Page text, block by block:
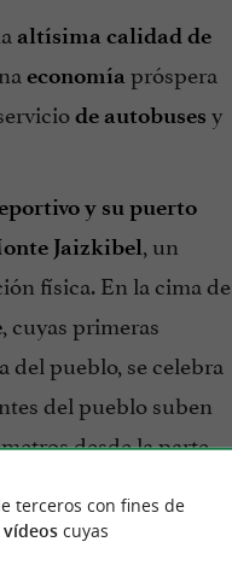
altísima calidad de
economía próspera
de autobuses y
y su puerto
Jaizkibel , un
física. En la cima de
, cuyas primeras
del pueblo, se celebra
del pueblo suben
desde la parte
terceros con fines de
vídeoscuyas